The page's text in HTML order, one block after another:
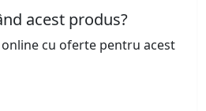
acest produs?
cu oferte pentru acest